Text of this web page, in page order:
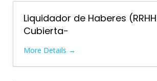
Liquidador de Haberes
Cubierta-
More Details